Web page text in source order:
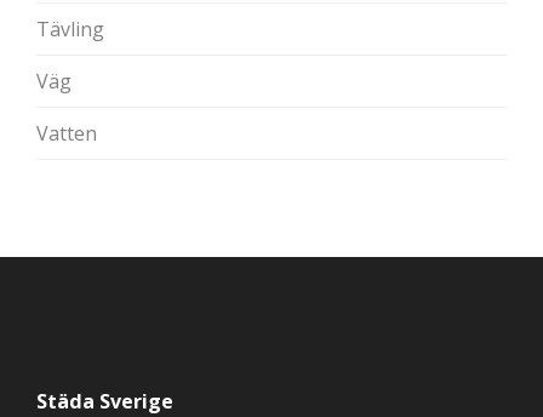
Tävling
Väg
Vatten
Städa Sverige